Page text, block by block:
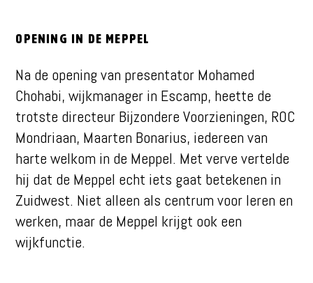
Opening in De Meppel
Na de opening van presentator Mohamed
Chohabi, wijkmanager in Escamp, heette de
trotste directeur Bijzondere Voorzieningen, ROC
Mondriaan, Maarten Bonarius, iedereen van
harte welkom in de Meppel. Met verve vertelde
hij dat de Meppel echt iets gaat betekenen in
Zuidwest. Niet alleen als centrum voor leren en
werken, maar de Meppel krijgt ook een
wijkfunctie.